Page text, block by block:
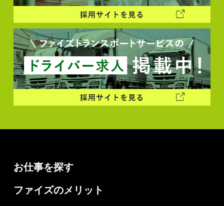
お仕事を探す
ファイズのメリット